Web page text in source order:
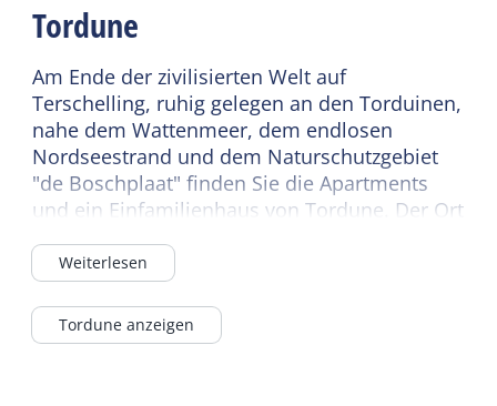
Tordune
Am Ende der zivilisierten Welt auf
Terschelling, ruhig gelegen an den Torduinen,
nahe dem Wattenmeer, dem endlosen
Nordseestrand und dem Naturschutzgebiet
"de Boschplaat" finden Sie die Apartments
und ein Einfamilienhaus von Tordune. Der Ort
Weiterlesen
Tordune anzeigen